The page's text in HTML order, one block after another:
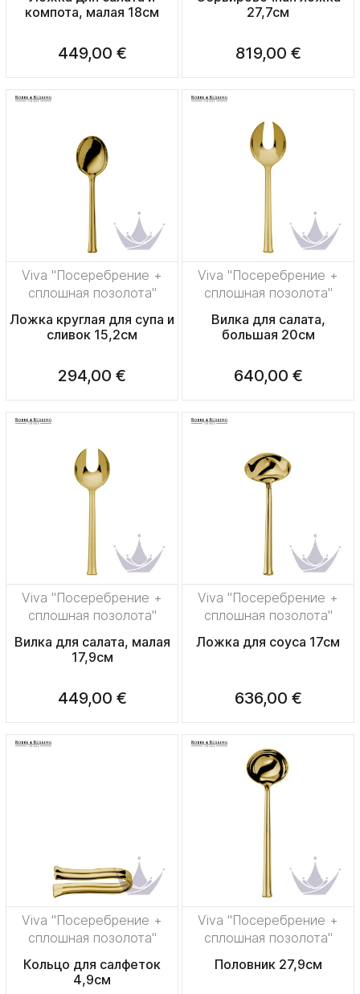
компота, малая 18см
449,00 €
27,7см
819,00 €
Viva "Посеребрение +
сплошная позолота"
Ложка круглая для супа и
сливок 15,2см
294,00 €
Viva "Посеребрение +
сплошная позолота"
Вилка для салата,
большая 20см
640,00 €
Viva "Посеребрение +
сплошная позолота"
Вилка для салата, малая
17,9см
449,00 €
Viva "Посеребрение +
сплошная позолота"
Ложка для соуса 17см
636,00 €
Viva "Посеребрение +
сплошная позолота"
Кольцо для салфеток
4,9см
Viva "Посеребрение +
сплошная позолота"
Половник 27,9см